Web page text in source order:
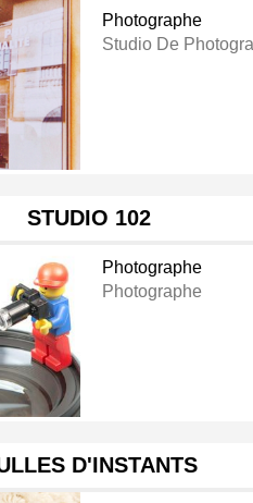
Photographe
Studio De
STUDIO 102
Photographe
Photographe
D'INSTANTS